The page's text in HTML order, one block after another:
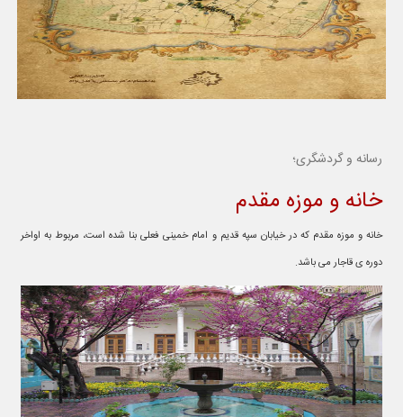
رسانه و گردشگری؛
خانه و موزه مقدم
خانه و موزه مقدم که در خیابان سپه قدیم و امام خمینی فعلی بنا شده است، مربوط به اواخر
دوره ی قاجار می باشد.